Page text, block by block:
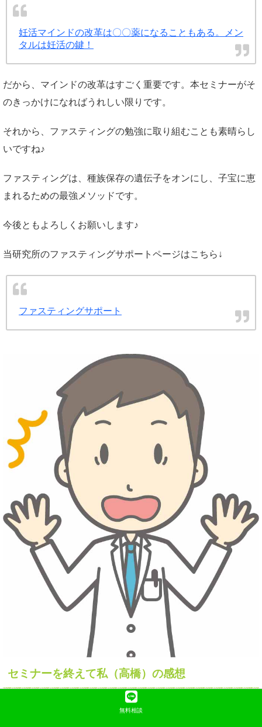
妊活マインドの改革は〇〇薬になることもある。メン
タルは妊活の鍵！
だから、マインドの改革はすごく重要です。本セミナーがそ
のきっかけになればうれしい限りです。
それから、ファスティングの勉強に取り組むことも素晴らし
いですね♪
ファスティングは、種族保存の遺伝子をオンにし、子宝に恵
まれるための最強メソッドです。
今後ともよろしくお願いします♪
当研究所のファスティングサポートページはこちら↓
ファスティングサポート
セミナーを終えて私（高橋）の感想
セミナーの情報量が多すぎるかな…(^^;
無料相談